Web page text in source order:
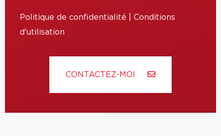
Politique de confidentialité
Conditions
d'utilisation
CONTACTEZ-MOI